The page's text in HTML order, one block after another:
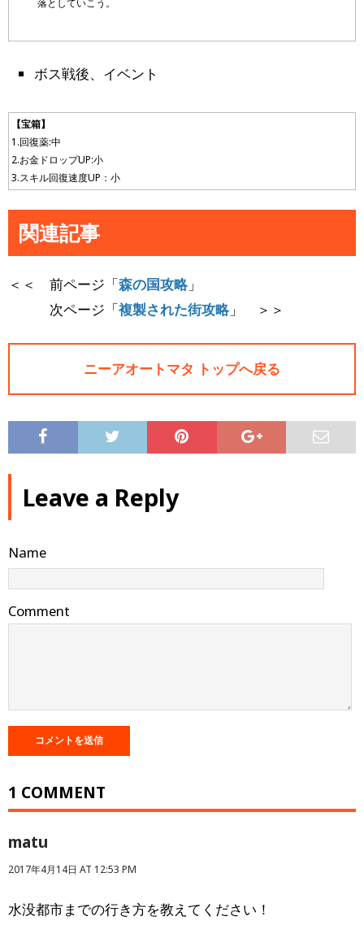
ボス戦後、イベント
【宝箱】
1.回復薬:中
2.お金ドロップUP:小
3.スキル回復速度UP：小
関連記事
＜＜ 前ページ「森の国攻略」
次ページ「複製された街攻略」 ＞＞
ニーアオートマタ トップへ戻る
Leave a Reply
Name
Comment
1 COMMENT
matu
2017年4月14日 AT 12:53 PM
水没都市までの行き方を教えてください！